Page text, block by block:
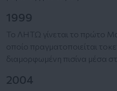
1999
Το ΛΗΤΩ γίνεται το πρώτο
οποίο πραγματοποιείται
διαμορφωμένη πισίνα μέσα
2004